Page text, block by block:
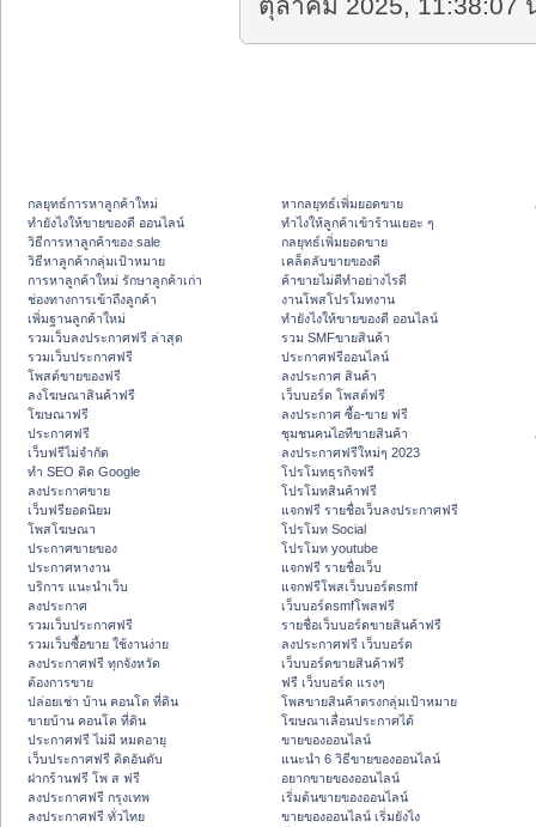
ตุลาคม 2025, 11:38:07
กลยุทธ์การหาลูกค้าใหม่
ทํายังไงให้ขายของดี ออนไลน์
วิธีการหาลูกค้าของ sale
วิธีหาลูกค้ากลุ่มเป้าหมาย
การหาลูกค้าใหม่ รักษาลูกค้าเก่า
ช่องทางการเข้าถึงลูกค้า
เพิ่มฐานลูกค้าใหม่
รวมเว็บลงประกาศฟรี ล่าสุด
รวมเว็บประกาศฟรี
โพสต์ขายของฟรี
ลงโฆษณาสินค้าฟรี
โฆษณาฟรี
ประกาศฟรี
เว็บฟรีไม่จำกัด
ทำ SEO ติด Google
ลงประกาศขาย
เว็บฟรียอดนิยม
โพสโฆษณา
ประกาศขายของ
ประกาศหางาน
บริการ แนะนำเว็บ
ลงประกาศ
รวมเว็บประกาศฟรี
รวมเว็บซื้อขาย ใช้งานง่าย
ลงประกาศฟรี ทุกจังหวัด
ต้องการขาย
ปล่อยเช่า บ้าน คอนโด ที่ดิน
ขายบ้าน คอนโด ที่ดิน
ประกาศฟรี ไม่มี หมดอายุ
เว็บประกาศฟรี ติดอันดับ
ฝากร้านฟรี โพ ส ฟรี
ลงประกาศฟรี กรุงเทพ
ลงประกาศฟรี ทั่วไทย
หากลยุทธ์เพิ่มยอดขาย
ทําไงให้ลูกค้าเข้าร้านเยอะ ๆ
กลยุทธ์เพิ่มยอดขาย
เคล็ดลับขายของดี
ค้าขายไม่ดีทำอย่างไรดี
งานโพสโปรโมทงาน
ทํายังไงให้ขายของดี ออนไลน์
รวม SMFขายสินค้า
ประกาศฟรีออนไลน์
ลงประกาศ สินค้า
เว็บบอร์ด โพสต์ฟรี
ลงประกาศ ซื้อ-ขาย ฟรี
ชุมชนคนไอทีขายสินค้า
ลงประกาศฟรีใหม่ๆ 2023
โปรโมทธุรกิจฟรี
โปรโมทสินค้าฟรี
แจกฟรี รายชื่อเว็บลงประกาศฟรี
โปรโมท Social
โปรโมท youtube
แจกฟรี รายชื่อเว็บ
แจกฟรีโพสเว็บบอร์ดsmf
เว็บบอร์ดsmfโพสฟรี
รายชื่อเว็บบอร์ดขายสินค้าฟรี
ลงประกาศฟรี เว็บบอร์ด
เว็บบอร์ดขายสินค้าฟรี
ฟรี เว็บบอร์ด แรงๆ
โพสขายสินค้าตรงกลุ่มเป้าหมาย
โฆษณาเลื่อนประกาศได้
ขายของออนไลน์
แนะนำ 6 วิธีขายของออนไลน์
อยากขายของออนไลน์
เริ่มต้นขายของออนไลน์
ขายของออนไลน์ เริ่มยังไง